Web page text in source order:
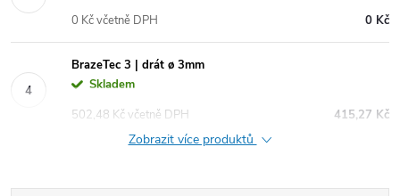
0 Kč
0 Kč včetně DPH
BrazeTec 3 | drát ø 3mm
Skladem
415,27 Kč
502,48 Kč včetně DPH
Zobrazit více produktů